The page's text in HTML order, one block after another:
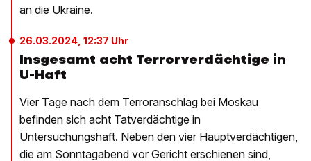
an die Ukraine.
26.03.2024, 12:37 Uhr
Insgesamt acht Terrorverdächtige in
U-Haft
Vier Tage nach dem Terroranschlag bei Moskau
befinden sich acht Tatverdächtige in
Untersuchungshaft. Neben den vier Hauptverdächtigen,
die am Sonntagabend vor Gericht erschienen sind,